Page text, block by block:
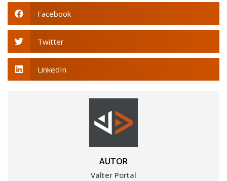
Facebook
Twitter
LinkedIn
AUTOR
Valter Portal